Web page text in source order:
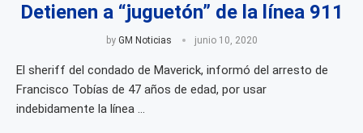
Detienen a “juguetón” de la línea 911
by GM Noticias junio 10, 2020
El sheriff del condado de Maverick, informó del arresto de
Francisco Tobías de 47 años de edad, por usar
indebidamente la línea …